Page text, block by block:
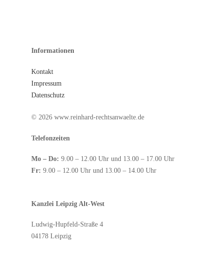
Informationen
Kontakt
Impressum
Datenschutz
© 2026 www.reinhard-rechtsanwaelte.de
Telefonzeiten
Mo – Do: 9.00 – 12.00 Uhr und 13.00 – 17.00 Uhr
Fr: 9.00 – 12.00 Uhr und 13.00 – 14.00 Uhr
Kanzlei Leipzig Alt-West
Ludwig-Hupfeld-Straße 4
04178 Leipzig